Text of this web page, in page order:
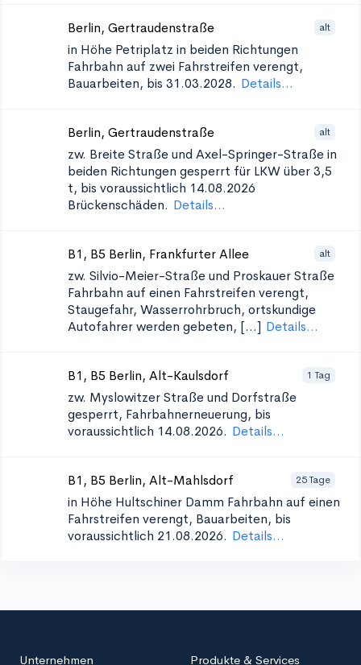
Berlin, Gertraudenstraße alt
in Höhe Petriplatz in beiden Richtungen
Fahrbahn auf zwei Fahrstreifen verengt,
Bauarbeiten, bis 31.03.2028. Details...
Berlin, Gertraudenstraße alt
zw. Breite Straße und Axel-Springer-Straße in
beiden Richtungen gesperrt für LKW über 3,5
t, bis voraussichtlich 14.08.2026
Brückenschäden. Details...
B1, B5 Berlin, Frankfurter Allee alt
zw. Silvio-Meier-Straße und Proskauer Straße
Fahrbahn auf einen Fahrstreifen verengt,
Staugefahr, Wasserrohrbruch, ortskundige
Autofahrer werden gebeten, [...] Details...
B1, B5 Berlin, Alt-Kaulsdorf 1 Tag
zw. Myslowitzer Straße und Dorfstraße
gesperrt, Fahrbahnerneuerung, bis
voraussichtlich 14.08.2026. Details...
B1, B5 Berlin, Alt-Mahlsdorf 25 Tage
in Höhe Hultschiner Damm Fahrbahn auf einen
Fahrstreifen verengt, Bauarbeiten, bis
voraussichtlich 21.08.2026. Details...
Unternehmen Produkte & Services